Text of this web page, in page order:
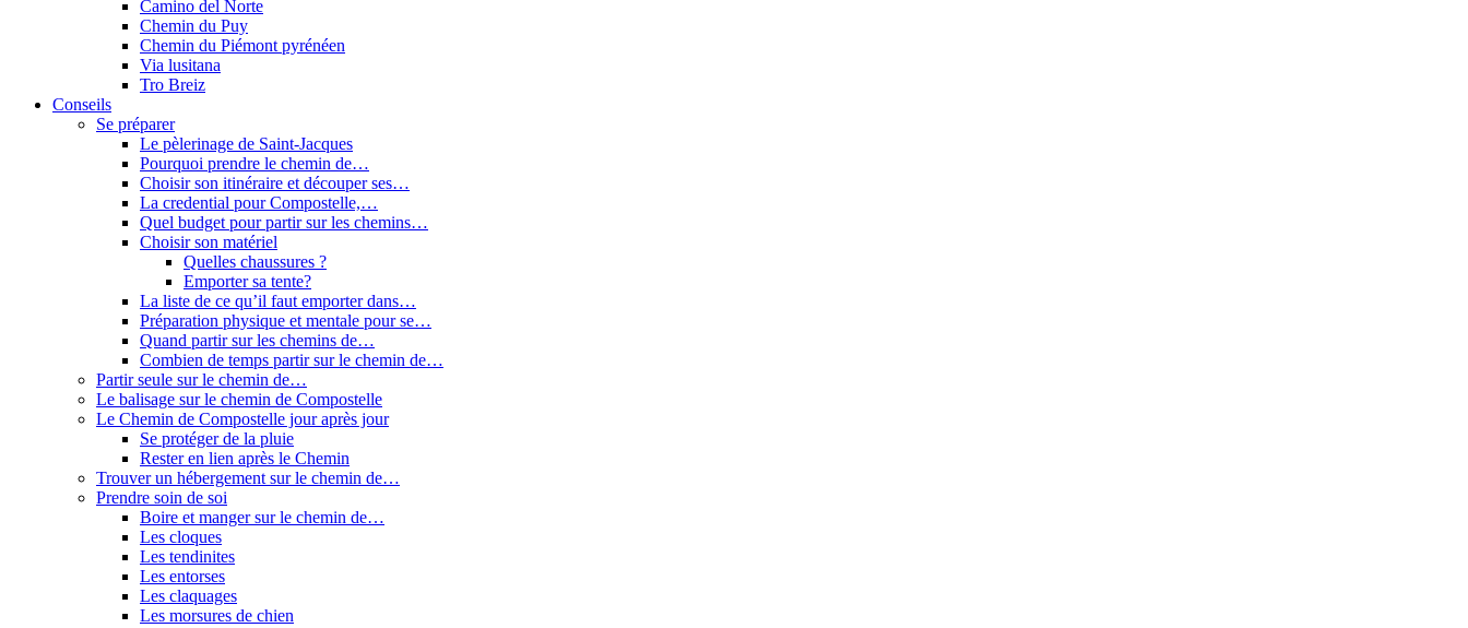
Camino del Norte
Chemin du Puy
Chemin du Piémont pyrénéen
Via lusitana
Tro Breiz
Conseils
Se préparer
Le pèlerinage de Saint-Jacques
Pourquoi prendre le chemin de…
Choisir son itinéraire et découper ses…
La credential pour Compostelle,…
Quel budget pour partir sur les chemins…
Choisir son matériel
Quelles chaussures ?
Emporter sa tente?
La liste de ce qu’il faut emporter dans…
Préparation physique et mentale pour se…
Quand partir sur les chemins de…
Combien de temps partir sur le chemin de…
Partir seule sur le chemin de…
Le balisage sur le chemin de Compostelle
Le Chemin de Compostelle jour après jour
Se protéger de la pluie
Rester en lien après le Chemin
Trouver un hébergement sur le chemin de…
Prendre soin de soi
Boire et manger sur le chemin de…
Les cloques
Les tendinites
Les entorses
Les claquages
Les morsures de chien